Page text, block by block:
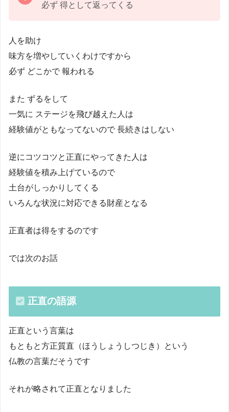
必ず 得として返ってくる
人を助け
味方を増やしていくわけですから
必ず どこかで 報われる
また ずるをして
一気に ステージを飛び越えた人は
経験値がともなってないので 長続きはしない
逆にコツコツと正直にやってきた人は
経験値を積み上げているので
土台がしっかりしてくる
いろんな状況に対応できる財産となる
正直者は得をするのです
では次のお話
正直の語源
正直という言葉は
もともと方正質直（ほうしょうしつじき）という
仏教の言葉だそうです
それが略されて正直となりました